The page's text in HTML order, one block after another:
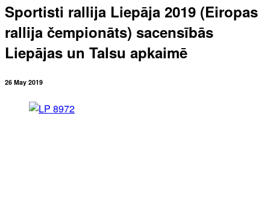
Sportisti rallija Liepāja 2019 (Eiropas
rallija čempionāts) sacensībās
Liepājas un Talsu apkaimē
26 May 2019